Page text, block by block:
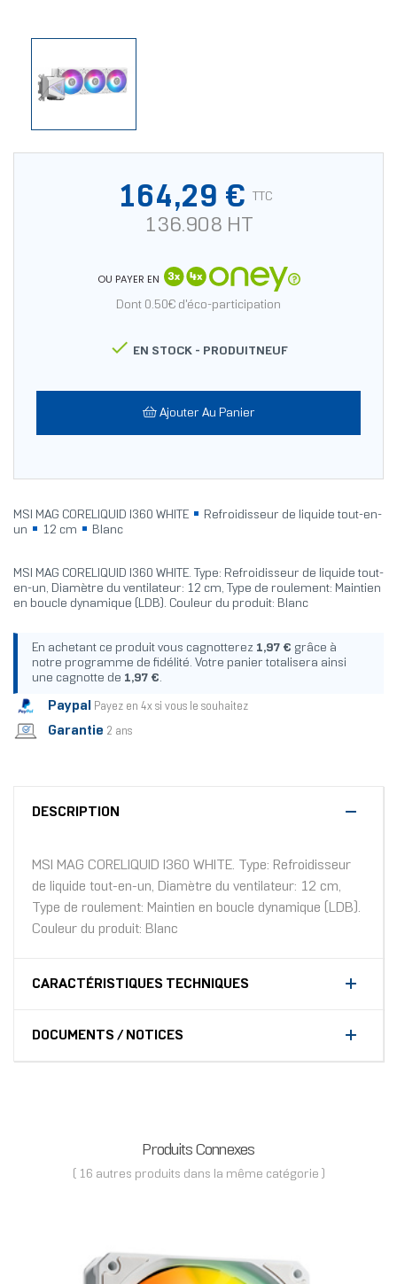
164,29 € TTC
136.908 HT
OU PAYER EN
Dont 0.50€ d'éco-participation
 EN STOCK - PRODUITNEUF
Ajouter Au Panier
MSI MAG CORELIQUID I360 WHITE
Refroidisseur de liquide tout-en-
un
12 cm Blanc
MSI MAG CORELIQUID I360 WHITE. Type: Refroidisseur de liquide tout-
en-un, Diamètre du ventilateur: 12 cm, Type de roulement: Maintien
en boucle dynamique (LDB). Couleur du produit: Blanc
En achetant ce produit vous cagnotterez 1,97 € grâce à
notre programme de fidélité. Votre panier totalisera ainsi
une cagnotte de 1,97 €.
Paypal Payez en 4x si vous le souhaitez
Garantie 2 ans
DESCRIPTION
MSI MAG CORELIQUID I360 WHITE. Type: Refroidisseur
de liquide tout-en-un, Diamètre du ventilateur: 12 cm,
Type de roulement: Maintien en boucle dynamique (LDB).
Couleur du produit: Blanc
CARACTÉRISTIQUES TECHNIQUES
DOCUMENTS / NOTICES
Produits Connexes
( 16 autres produits dans la même catégorie )